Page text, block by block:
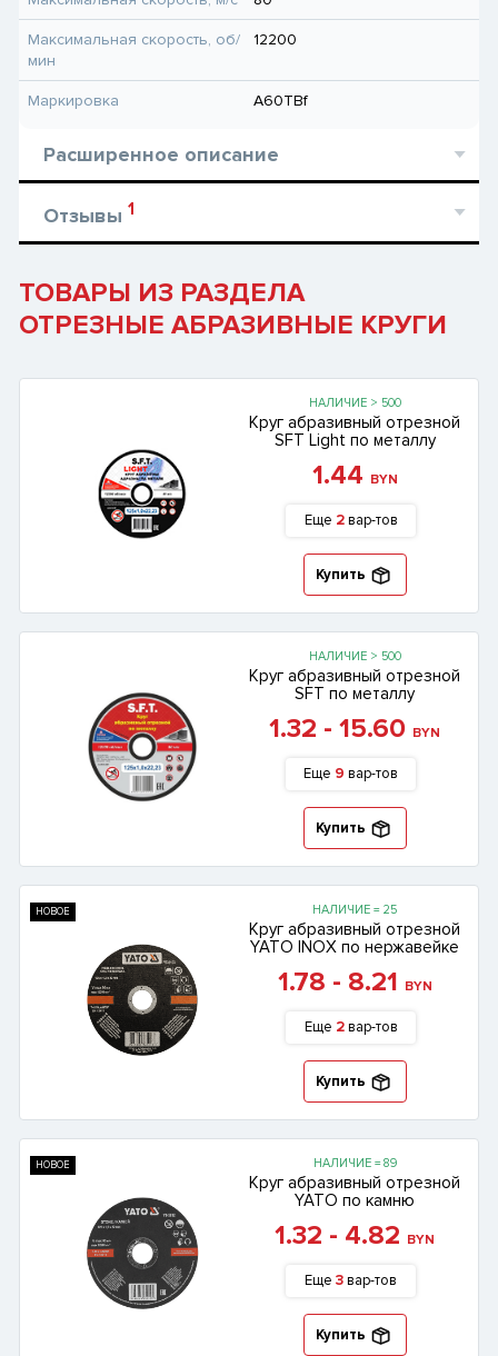
Максимальная скорость, об/
мин
12200
Маркировка A60TBf
Расширенное описание
Отзывы 1
ТОВАРЫ ИЗ РАЗДЕЛА
ОТРЕЗНЫЕ АБРАЗИВНЫЕ КРУГИ
НАЛИЧИЕ > 500
Круг абразивный отрезной
SFT Light по металлу
1.44 BYN
Еще 2 вар-тов
Купить
НАЛИЧИЕ > 500
Круг абразивный отрезной
SFT по металлу
1.32 - 15.60 BYN
Еще 9 вар-тов
Купить
НОВОЕ НАЛИЧИЕ = 25
Круг абразивный отрезной
YATO INOX по нержавейке
1.78 - 8.21 BYN
Еще 2 вар-тов
Купить
НОВОЕ НАЛИЧИЕ = 89
Круг абразивный отрезной
YATO по камню
1.32 - 4.82 BYN
Еще 3вар-тов
Купить